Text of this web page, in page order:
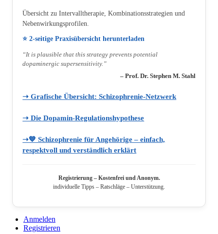
Übersicht zu Intervalltherapie, Kombinationsstrategien und
Nebenwirkungsprofilen.
⭐ 2‑seitige Praxisübersicht herunterladen
“It is plausible that this strategy prevents potential
dopaminergic supersensitivity.”
– Prof. Dr. Stephen M. Stahl
➝ Grafische Übersicht: Schizophrenie‑Netzwerk
➝ Die Dopamin‑Regulationshypothese
➝💙 Schizophrenie für Angehörige – einfach,
respektvoll und verständlich erklärt
Registrierung – Kostenfrei und Anonym.
individuelle Tipps – Ratschläge – Unterstützung.
Anmelden
Registrieren